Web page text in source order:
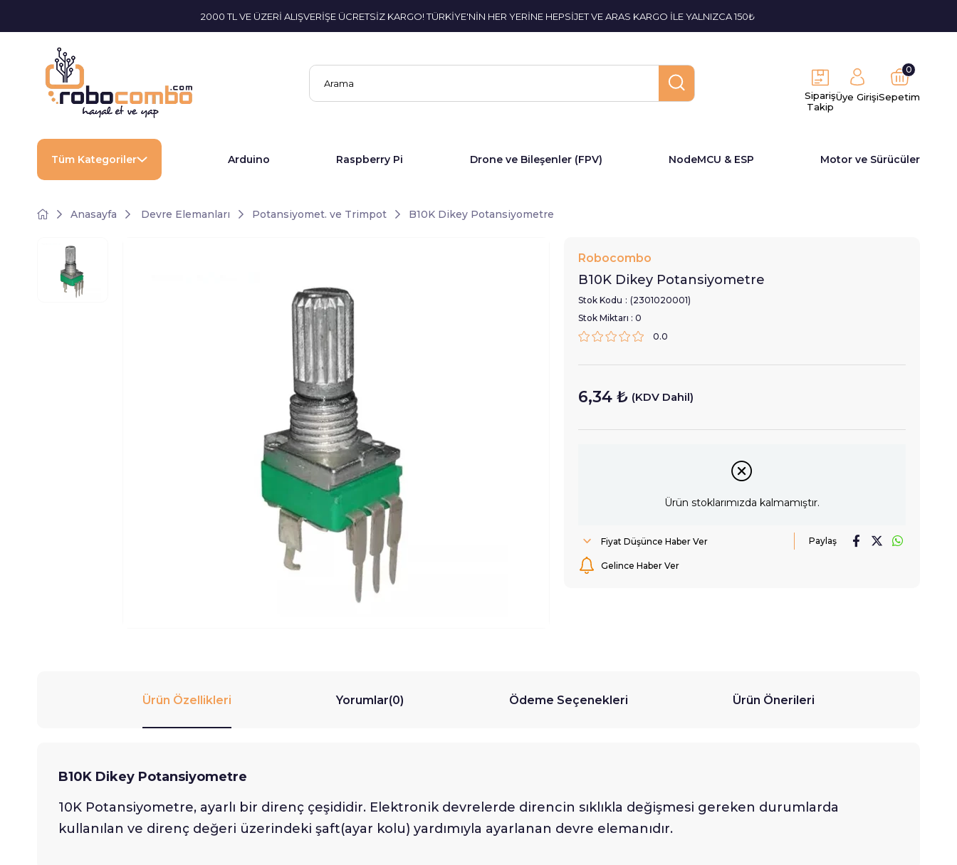
2000 TL VE ÜZERİ ALIŞVERİŞE ÜCRETSİZ KARGO! TÜRKİYE'NİN HER YERİNE HEPSİJET VE ARAS KARGO İLE YALNIZCA 150₺
Sipariş
Takip
Üye GirişiSepetim
0
Tüm Kategoriler Arduino Raspberry Pi Drone ve Bileşenler (FPV) NodeMCU & ESP Motor ve Sürücüler
Anasayfa Devre Elemanları Potansiyomet. ve Trimpot B10K Dikey Potansiyometre
Robocombo
B10K Dikey Potansiyometre
Stok Kodu
(2301020001)
Stok Miktarı : 0
0.0
6,34 ₺ (KDV Dahil)
Ürün stoklarımızda kalmamıştır.
Fiyat Düşünce Haber Ver
Gelince Haber Ver
Paylaş
Ürün Özellikleri Yorumlar(0) Ödeme Seçenekleri Ürün Önerileri
B10K Dikey Potansiyometre
10K Potansiyometre, ayarlı bir direnç çeşididir. Elektronik devrelerde direncin sıklıkla değişmesi gereken durumlarda
kullanılan ve direnç değeri üzerindeki şaft(ayar kolu) yardımıyla ayarlanan devre elemanıdır.